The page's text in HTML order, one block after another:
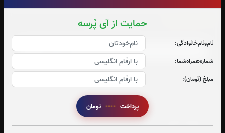
حمایت از آی پُرسه
نام‌و‌نام‌خانوادگی:
شماره‌همراه‌شما:
مبلغ (تومان):
پرداخت ----
صوت سوره الرحمن
تعداد بازدید : 402
اشتراک گذاری